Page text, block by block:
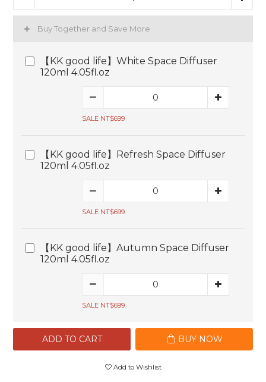
Buy Together and Save More
【KK good life】White Space Diffuser
120ml 4.05fl.oz
SALE NT$699
【KK good life】Refresh Space Diffuser
120ml 4.05fl.oz
SALE NT$699
【KK good life】Autumn Space Diffuser
120ml 4.05fl.oz
SALE NT$699
ADD TO CART BUY NOW
Add to Wishlist